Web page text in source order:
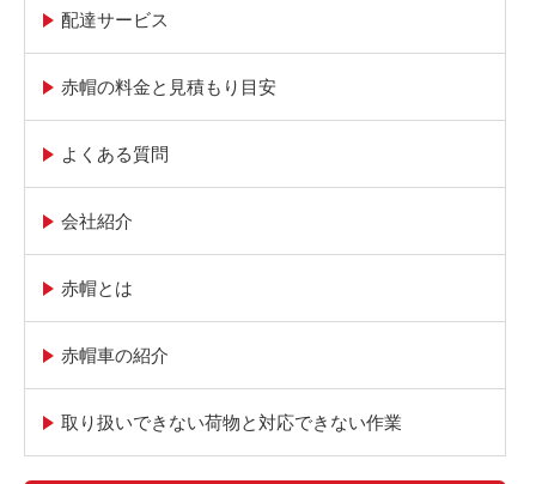
配達サービス
赤帽の料金と見積もり目安
よくある質問
会社紹介
赤帽とは
赤帽車の紹介
取り扱いできない荷物と対応できない作業